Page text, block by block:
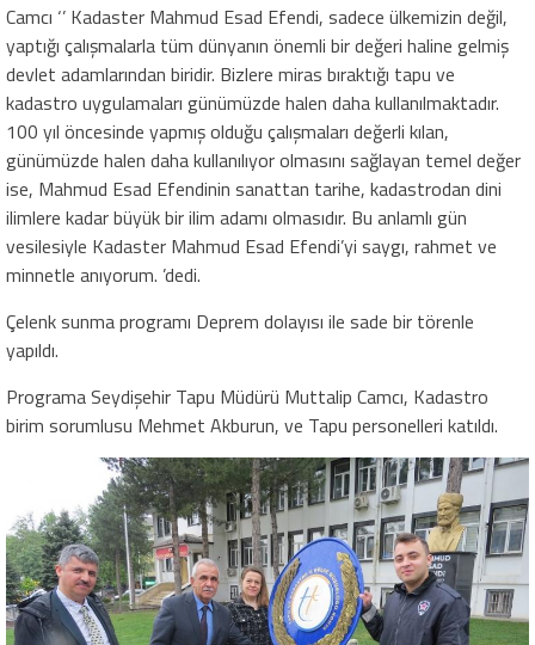
Camcı ‘’ Kadaster Mahmud Esad Efendi, sadece ülkemizin değil,
yaptığı çalışmalarla tüm dünyanın önemli bir değeri haline gelmiş
devlet adamlarından biridir. Bizlere miras bıraktığı tapu ve
kadastro uygulamaları günümüzde halen daha kullanılmaktadır.
100 yıl öncesinde yapmış olduğu çalışmaları değerli kılan,
günümüzde halen daha kullanılıyor olmasını sağlayan temel değer
ise, Mahmud Esad Efendinin sanattan tarihe, kadastrodan dini
ilimlere kadar büyük bir ilim adamı olmasıdır. Bu anlamlı gün
vesilesiyle Kadaster Mahmud Esad Efendi’yi saygı, rahmet ve
minnetle anıyorum. ’dedi.
Çelenk sunma programı Deprem dolayısı ile sade bir törenle
yapıldı.
Programa Seydişehir Tapu Müdürü Muttalip Camcı, Kadastro
birim sorumlusu Mehmet Akburun, ve Tapu personelleri katıldı.